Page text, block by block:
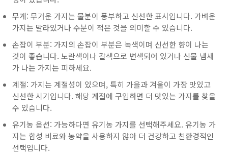
무게: 무거운 가지는 물분이 풍부하고 신선한 표시입니다. 가벼운
가지는 말라있거나 수분이 적은 것을 의미할 수 있습니다.
손잡이 부분: 가지의 손잡이 부분은 녹색이며 신선한 향이 나는
것이 좋습니다. 노란색이나 갈색으로 변색되어 있거나 신물 냄새
가 나는 가지는 피하세요.
계절: 가지는 계절성이 있으며, 특히 가을과 겨울이 가장 맛있고
신선한 시기입니다. 해당 계절에 구입하면 더 맛있는 가지를 찾을
수 있습니다.
유기농 옵션: 가능하다면 유기농 가지를 선택해주세요. 유기농 가
지는 합성 비료와 농약을 사용하지 않아 더 건강하고 친환경적인
선택입니다.